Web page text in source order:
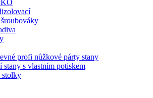
profi nůžkové párty stany
stany s vlastním potiskem
stolky